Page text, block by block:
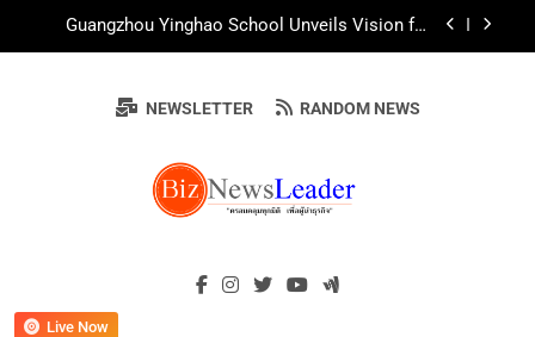
AirAsia X SEE FAH พันธมิตรทางธุรกิจยาวนานกว่า
ทางวิชาการและการตลาดเชิงรุก แนะเคล็ดลับปรับ
ธุรกิจท่องเที่ยวไทย “ขายได้ ขายดี ขายนาน”
สืบสานพุทธศาสนา สร้างสังคมปลอดเหล้า ภายใต้
แนวคิด “90 วัน เก็บแต้มสุขภาพดี สิ่งดีๆ จะเกิดขึ้น”
Guangzhou Yinghao School Unveils Vision for
Future-Ready Education
“ข้าวหน้าไก่ราชวงศ์” พุ่งทะยานสู่น่านฟ้า
ททท. ร่วมมือกับ จุฬาลงกรณ์มหาวิทยาลัย จัดสัมมนา
ธุรกิจท่องเที่ยวไทย “ขายได้ ขายดี ขายนาน”
BIZNEWSLEADER
"ครอบคลุมทุกมิติ เพื่อ…ผู้นำธุรกิจ"
NEWSLETTER RANDOM NEWS
Live Now